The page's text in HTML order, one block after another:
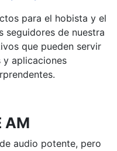
para el hobista y el
seguidores de nuestra
que pueden servir
y aplicaciones
AM
audio potente, pero